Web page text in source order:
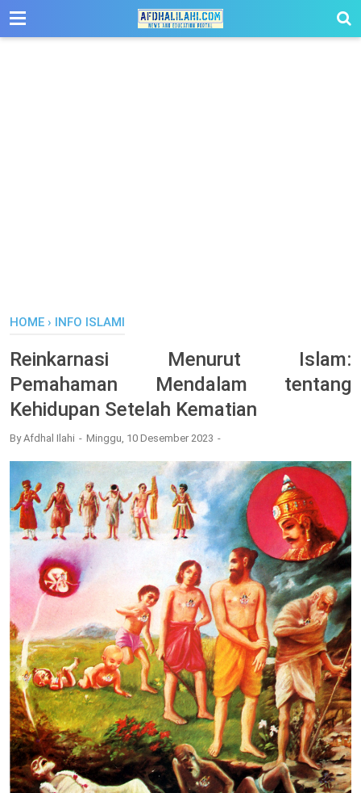
-->
HOME › INFO ISLAMI
Reinkarnasi Menurut Islam:
Pemahaman Mendalam tentang
Kehidupan Setelah Kematian
ByAfdhal Ilahi Minggu, 10 Desember 2023